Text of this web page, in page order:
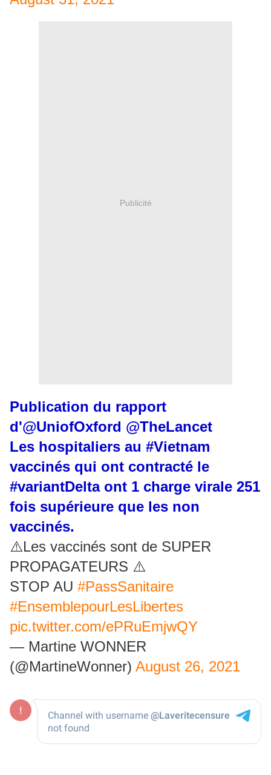
Publicité
Publication du rapport
d'@UniofOxford @TheLancet
Les hospitaliers au #Vietnam
vaccinés qui ont contracté le
#variantDeltaont 1 charge virale 251
fois supérieure que les non
vaccinés.
⚠️Les vaccinés sont de SUPER
PROPAGATEURS ⚠️
STOP AU #PassSanitaire
#EnsemblepourLesLibertes
pic.twitter.com/ePRuEmjwQY
— Martine WONNER
(@MartineWonner) August 26, 2021